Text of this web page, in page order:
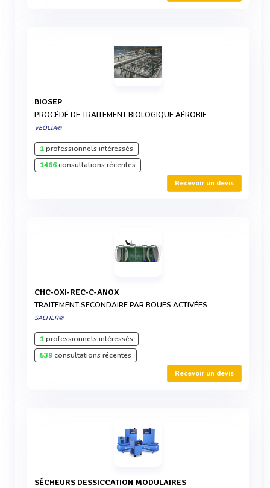
BIOSEP
PROCÉDÉ DE TRAITEMENT BIOLOGIQUE AÉROBIE
VEOLIA®
1professionnels intéressés
1466consultations récentes
Recevoir un devis
CHC-OXI-REC-C-ANOX
TRAITEMENT SECONDAIRE PAR BOUES ACTIVÉES
SALHER®
1professionnels intéressés
539consultations récentes
Recevoir un devis
SÉCHEURS DESSICCATION MODULAIRES